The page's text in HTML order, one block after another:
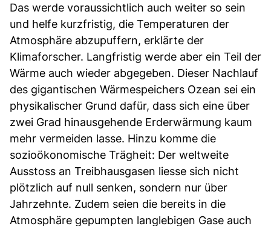
Das werde voraussichtlich auch weiter so sein
und helfe kurzfristig, die Temperaturen der
Atmosphäre abzupuffern, erklärte der
Klimaforscher. Langfristig werde aber ein Teil der
Wärme auch wieder abgegeben. Dieser Nachlauf
des gigantischen Wärmespeichers Ozean sei ein
physikalischer Grund dafür, dass sich eine über
zwei Grad hinausgehende Erderwärmung kaum
mehr vermeiden lasse. Hinzu komme die
sozioökonomische Trägheit: Der weltweite
Ausstoss an Treibhausgasen liesse sich nicht
plötzlich auf null senken, sondern nur über
Jahrzehnte. Zudem seien die bereits in die
Atmosphäre gepumpten langlebigen Gase auch